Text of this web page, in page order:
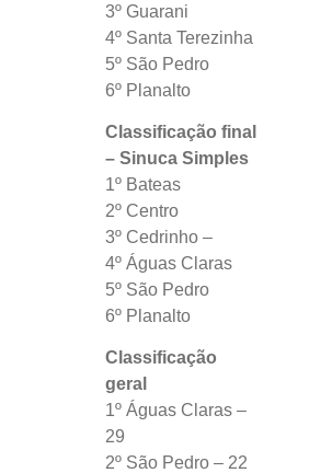
3º Guarani
4º Santa Terezinha
5º São Pedro
6º Planalto
Classificação final
– Sinuca Simples
1º Bateas
2º Centro
3º Cedrinho –
4º Águas Claras
5º São Pedro
6º Planalto
Classificação
geral
1º Águas Claras –
29
2º São Pedro – 22